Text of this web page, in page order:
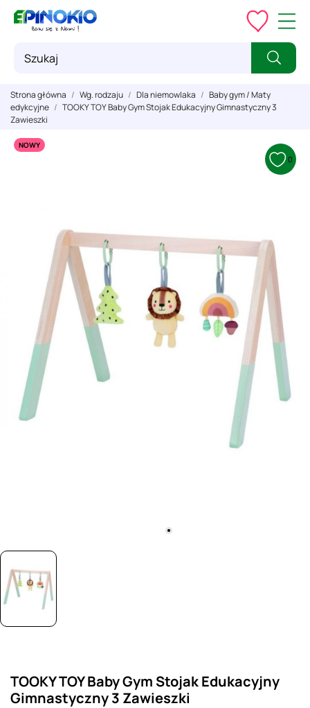
Strona główna Wg. rodzaju Dla niemowlaka
Baby gym / Maty
edykcyjne
TOOKY TOY Baby Gym Stojak Edukacyjny Gimnastyczny 3
Zawieszki
NOWY
0
TOOKY TOY Baby Gym Stojak Edukacyjny
Gimnastyczny 3 Zawieszki